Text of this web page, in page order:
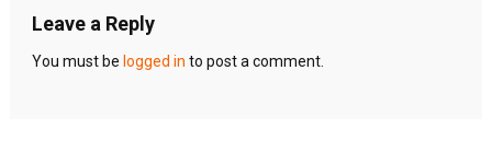
Leave a Reply
You must be logged in to post a comment.